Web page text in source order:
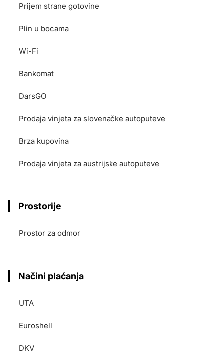
Prijem strane gotovine
Plin u bocama
Wi-Fi
Bankomat
DarsGO
Prodaja vinjeta za slovenačke autoputeve
Brza kupovina
Prodaja vinjeta za austrijske autoputeve
Prostorije
Prostor za odmor
Načini plaćanja
UTA
Euroshell
DKV